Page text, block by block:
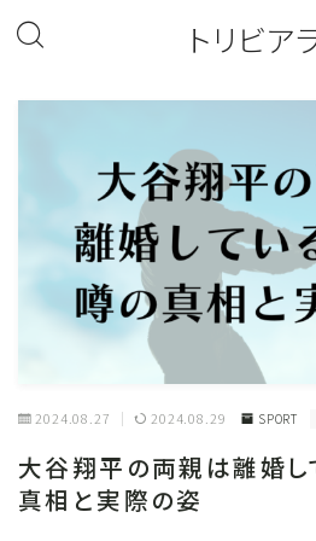
トリビア
2024.08.27 2024.08.29 SPORT
大谷翔平の両親は離婚し
真相と実際の姿